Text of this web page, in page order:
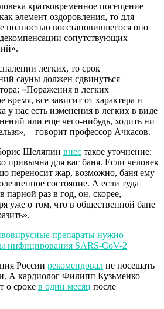
кратковременное посещение
элемент оздоровления, то для
полностью восстановившегося оно
сопутствующих
легких, то срок
сауны должен сдвинуться
«Поражения в легких
время, все зависит от характера и
у нас есть изменения в легких в виде
или еще чего-нибудь, ходить ни
– говорит профессор Ачкасов.
Шеляпин внес такое уточнение:
привычна для вас баня. Если человек
переносит жар, возможно, баня ему
состояние. А если туда
парной раз в год, он, скорее,
уже о том, что в общественной бане
препараты нужно
инфицирования SARS-CoV-2
России рекомендовал не посещать
А кардиолог Филипп Кузьменко
о сроке в один месяц после